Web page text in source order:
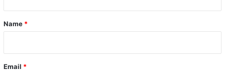
*
Name *
Email *